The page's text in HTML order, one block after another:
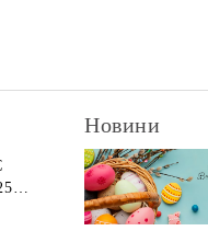
Новини